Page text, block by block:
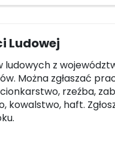
Ludowej
ludowych z
Można zgłaszać
rzeźba,
kowalstwo, haft.